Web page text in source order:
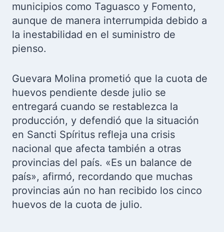
municipios como Taguasco y Fomento,
aunque de manera interrumpida debido a
la inestabilidad en el suministro de
pienso.
Guevara Molina prometió que la cuota de
huevos pendiente desde julio se
entregará cuando se restablezca la
producción, y defendió que la situación
en Sancti Spíritus refleja una crisis
nacional que afecta también a otras
provincias del país. «Es un balance de
país», afirmó, recordando que muchas
provincias aún no han recibido los cinco
huevos de la cuota de julio.